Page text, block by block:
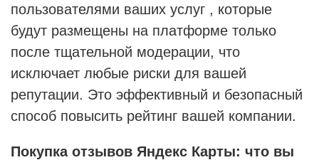
пользователями ваших услуг , которые
будут размещены на платформе только
после тщательной модерации, что
исключает любые риски для вашей
репутации. Это эффективный и безопасный
способ повысить рейтинг вашей компании.
Покупка отзывов Яндекс Карты: что вы